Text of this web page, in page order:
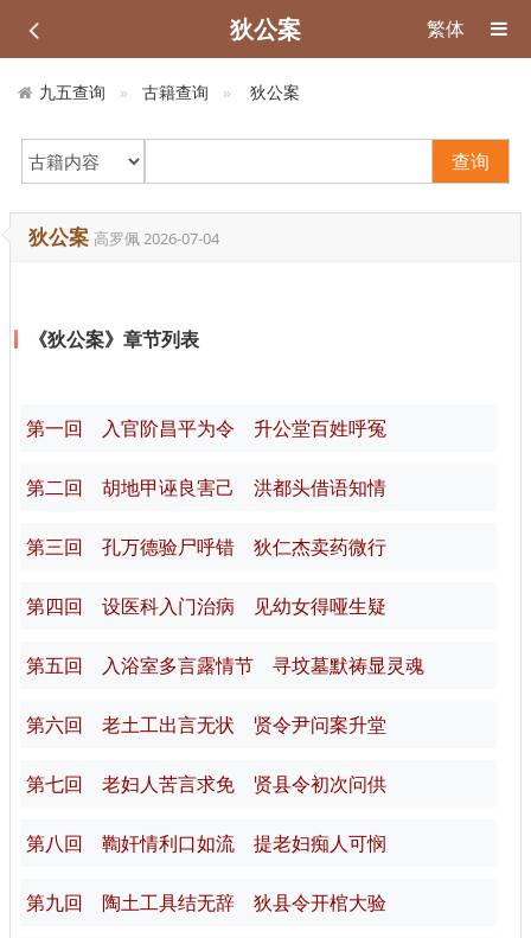
狄公案 繁体
九五查询 古籍查询 狄公案
查询
狄公案 高罗佩2026-07-04
《狄公案》章节列表
第一回 入官阶昌平为令 升公堂百姓呼冤
第二回 胡地甲诬良害己 洪都头借语知情
第三回 孔万德验尸呼错 狄仁杰卖药微行
第四回 设医科入门治病 见幼女得哑生疑
第五回 入浴室多言露情节 寻坟墓默祷显灵魂
第六回 老土工出言无状 贤令尹问案升堂
第七回 老妇人苦言求免 贤县令初次问供
第八回 鞫奸情利口如流 提老妇痴人可悯
第九回 陶土工具结无辞 狄县令开棺大验